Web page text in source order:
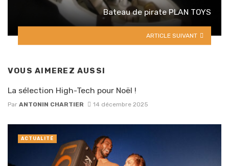
Bateau de pirate PLAN TOYS
ARTICLE SUIVANT
VOUS AIMEREZ AUSSI
La sélection High-Tech pour Noël !
Par ANTONIN CHARTIER 14 décembre 2025
ACTUALITÉ